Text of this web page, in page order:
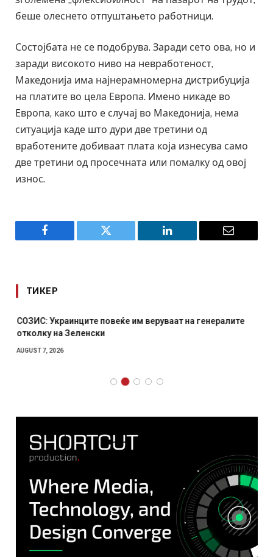
беше олеснето отпуштањето работници.
Состојбата не се подобрува. Заради сето ова, но и
заради високото ниво на невработеност,
Македонија има најнерамномерна дистрибуција
на платите во цела Европа. Имено никаде во
Европа, како што е случај во Македонија, нема
ситуација каде што дури две третини од
вработените добиваат плата која изнесува само
две третини од просечната или помалку од овој
износ.
Facebook Twitter LinkedIn Email
ТИКЕР
СОЗИС: Украинците повеќе им веруваат на генералите
отколку на Зеленски
AUGUST 7, 2026